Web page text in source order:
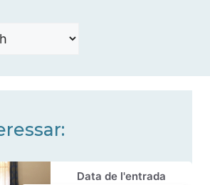
Data de l'entrada